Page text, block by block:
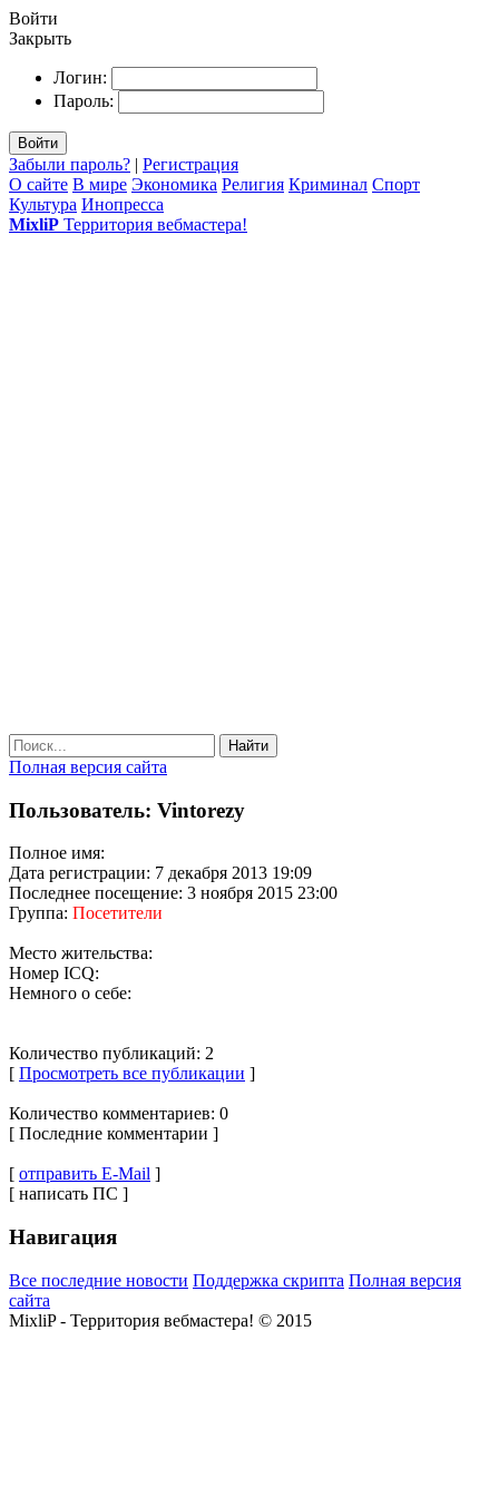
Войти
Закрыть
Логин:
Пароль:
Войти
Забыли пароль? | Регистрация
О сайте В мире Экономика Религия Криминал Спорт
Культура Инопресса
MixliP Территория вебмастера!
Найти
Полная версия сайта
Пользователь: Vintorezy
Полное имя:
Дата регистрации: 7 декабря 2013 19:09
Последнее посещение: 3 ноября 2015 23:00
Группа: Посетители
Место жительства:
Номер ICQ:
Немного о себе:
Количество публикаций: 2
[ Просмотреть все публикации ]
Количество комментариев: 0
[ Последние комментарии ]
[ отправить E-Mail ]
[ написать ПС ]
Навигация
Все последние новости Поддержка скрипта Полная версия
сайта
MixliP - Территория вебмастера! © 2015